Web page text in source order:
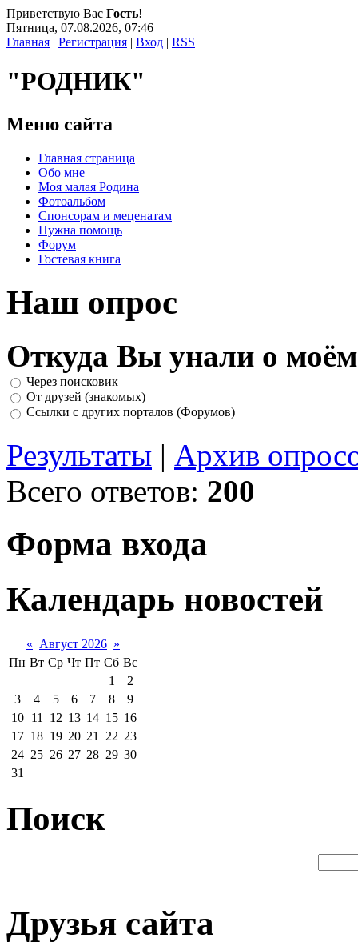
Приветствую Вас Гость!
Пятница, 07.08.2026, 07:46
Главная | Регистрация | Вход | RSS
"РОДНИК"
Меню сайта
Главная страница
Обо мне
Моя малая Родина
Фотоальбом
Спонсорам и меценатам
Нужна помощь
Форум
Гостевая книга
Наш опрос
Откуда Вы унали о моём
Через поисковик
От друзей (знакомых)
Ссылки с других порталов (Форумов)
Результаты | Архив
Всего ответов: 200
Форма входа
Календарь новостей
« Август 2026 »
Пн Вт Ср Чт Пт Сб Вс
1
2
3
4 5 6 7 8
9
10
11 12 13 14 15 16
17 18 19 20 21 22 23
24 25 26 27 28 29 30
31
Поиск
Друзья сайта